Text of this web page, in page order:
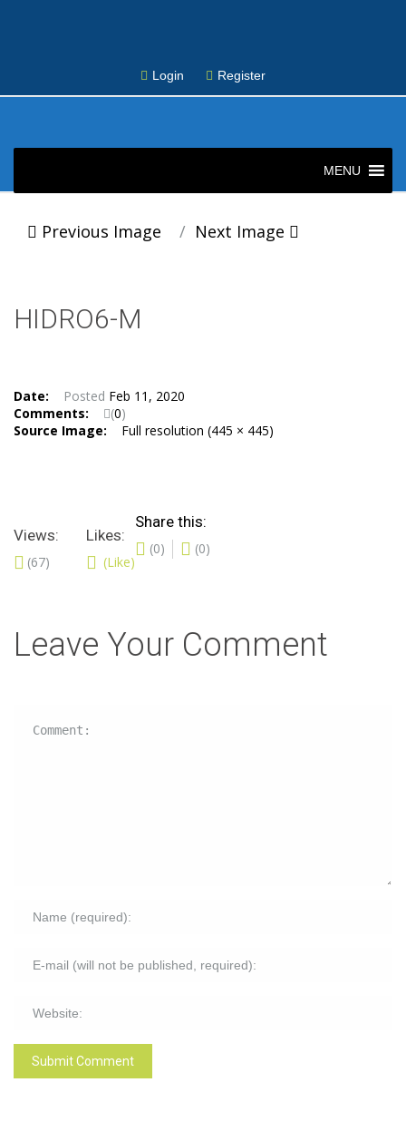
Login Register
Skip
MENU
PostPrevious Image Next Image
HIDRO6-M
Date: Posted Feb 11, 2020
Comments:
(0)
Source Image:
Full resolution (445 × 445)
Share this:
(0) (0)
Views:
(67)
Likes:
(Like)
Leave Your Comment